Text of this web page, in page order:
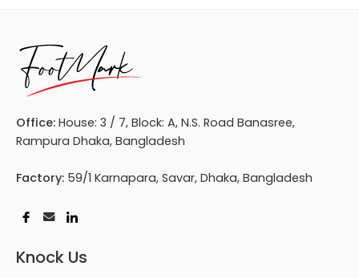
Office: House: 3 / 7, Block: A, N.S. Road Banasree,
Rampura Dhaka, Bangladesh
Factory: 59/1 Karnapara, Savar, Dhaka, Bangladesh
Knock Us